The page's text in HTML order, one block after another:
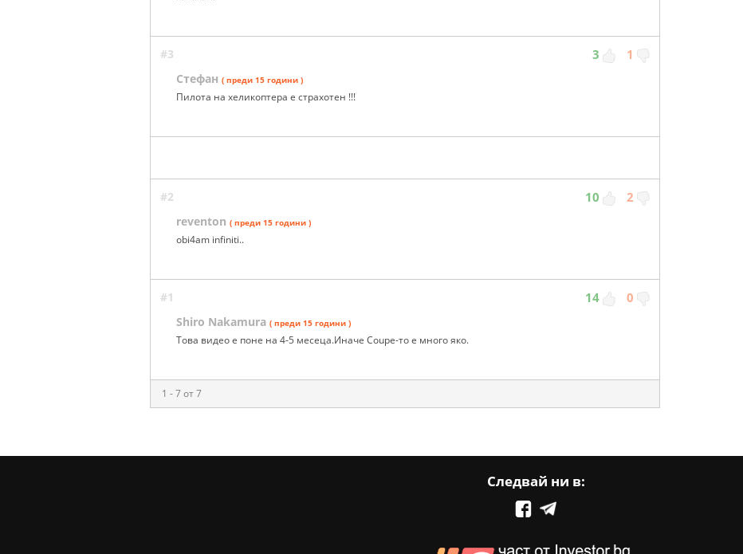
#3 3 1
Стефан ( преди 15 години )
Пилота на хеликоптера е страхотен !!!
#2 10 2
reventon ( преди 15 години )
obi4am infiniti..
#1 14 0
Shiro Nakamura ( преди 15 години )
Това видео е поне на 4-5 месеца.Иначе Coupe-то е много яко.
1 - 7 от 7
Следвай ни в: